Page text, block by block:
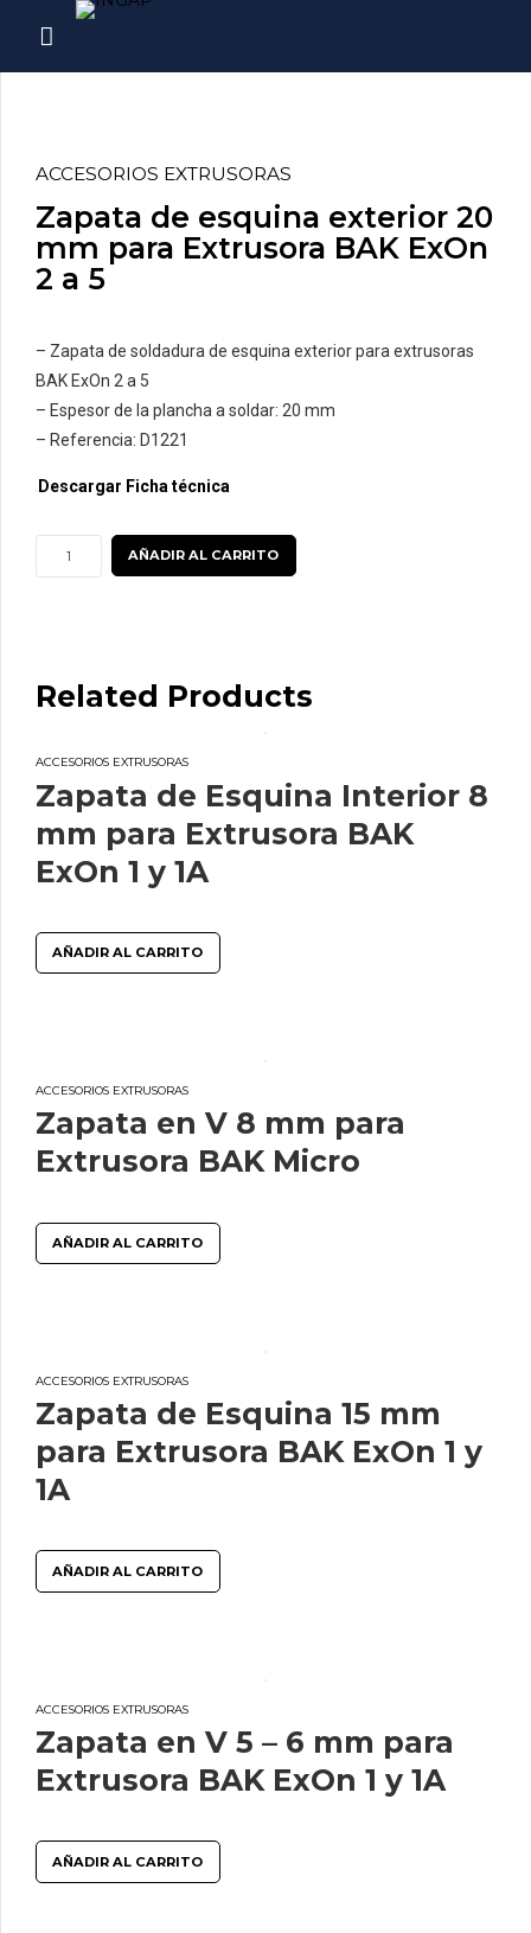
ACCESORIOS EXTRUSORAS
Zapata de esquina exterior 20
mm para Extrusora BAK ExOn
2 a 5
– Zapata de soldadura de esquina exterior para extrusoras
BAK ExOn 2 a 5
– Espesor de la plancha a soldar: 20 mm
– Referencia: D1221
Descargar Ficha técnica
Zapata
de
mm
Extrusora
BAK
2
a
cantidad
AÑADIR AL CARRITO
Related Products
ACCESORIOS EXTRUSORAS
Zapata de Esquina Interior 8
mm para Extrusora BAK
ExOn 1 y 1A
AÑADIR AL CARRITO
ACCESORIOS EXTRUSORAS
Zapata en V 8 mm para
Extrusora BAK Micro
AÑADIR AL CARRITO
ACCESORIOS EXTRUSORAS
Zapata de Esquina 15 mm
para Extrusora BAK ExOn 1 y
1A
AÑADIR AL CARRITO
ACCESORIOS EXTRUSORAS
Zapata en V 5 – 6 mm para
Extrusora BAK ExOn 1 y 1A
AÑADIR AL CARRITO